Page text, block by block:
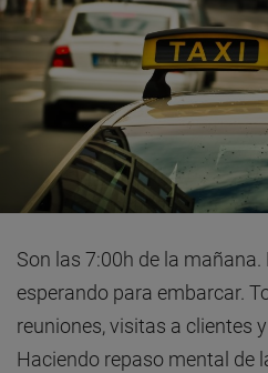
Son las 7:00h de la
esperando para embarcar.
reuniones, visitas a clientes
Haciendo repaso mental de